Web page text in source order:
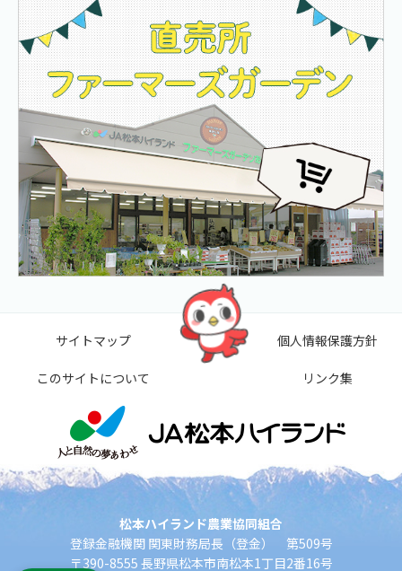
サイトマップ
このサイトについて
個人情報保護方針
リンク集
松本ハイランド農業協同組合
登録金融機関 関東財務局長（登金） 第509号
〒390-8555 長野県松本市南松本1丁目2番16号